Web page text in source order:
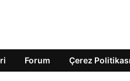
Forum Çerez Politikası